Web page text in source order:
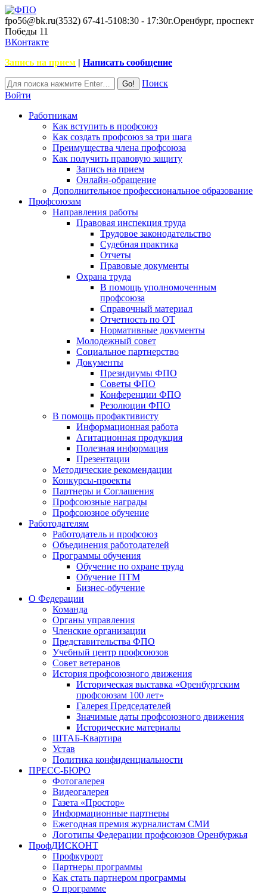
fpo56@bk.ru(3532) 67-41-5108:30 - 17:30г.Оренбург, проспект
Победы 11
ВКонтакте
Запись на прием | Написать сообщение
Поиск
Войти
Работникам
Как вступить в профсоюз
Как создать профсоюз за три шага
Преимущества члена профсоюза
Как получить правовую защиту
Запись на прием
Онлайн-обращение
Дополнительное профессиональное образование
Профсоюзам
Направления работы
Правовая инспекция труда
Трудовое законодательство
Судебная практика
Отчеты
Правовые документы
Охрана труда
В помощь уполномоченным
профсоюза
Справочный материал
Отчетность по ОТ
Нормативные документы
Молодежный совет
Социальное партнерство
Документы
Президиумы ФПО
Советы ФПО
Конференции ФПО
Резолюции ФПО
В помощь профактивисту
Информационная работа
Агитационная продукция
Полезная информация
Презентации
Методические рекомендации
Конкурсы-проекты
Партнеры и Соглашения
Профсоюзные награды
Профсоюзное обучение
Работодателям
Работодатель и профсоюз
Объединения работодателей
Программы обучения
Обучение по охране труда
Обучение ПТМ
Бизнес-обучение
О Федерации
Команда
Органы управления
Членские организации
Представительства ФПО
Учебный центр профсоюзов
Совет ветеранов
История профсоюзного движения
Историческая выставка «Оренбургским
профсоюзам 100 лет»
Галерея Председателей
Значимые даты профсоюзного движения
Исторические материалы
ШТАБ-Квартира
Устав
Политика конфиденциальности
ПРЕСС-БЮРО
Фотогалерея
Видеогалерея
Газета «Простор»
Информационные партнеры
Ежегодная премия журналистам СМИ
Логотипы Федерации профсоюзов Оренбуржья
ПрофДИСКОНТ
Профкурорт
Партнеры программы
Как стать партнером программы
О программе